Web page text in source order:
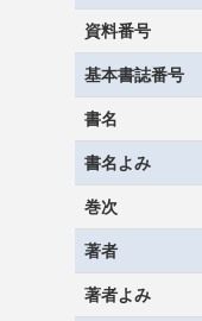
資料番号
基本書誌番号
書名
書名よみ
巻次
著者
著者よみ